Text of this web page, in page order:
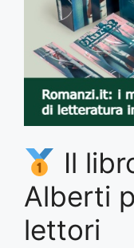
Il
Alberti
lettori